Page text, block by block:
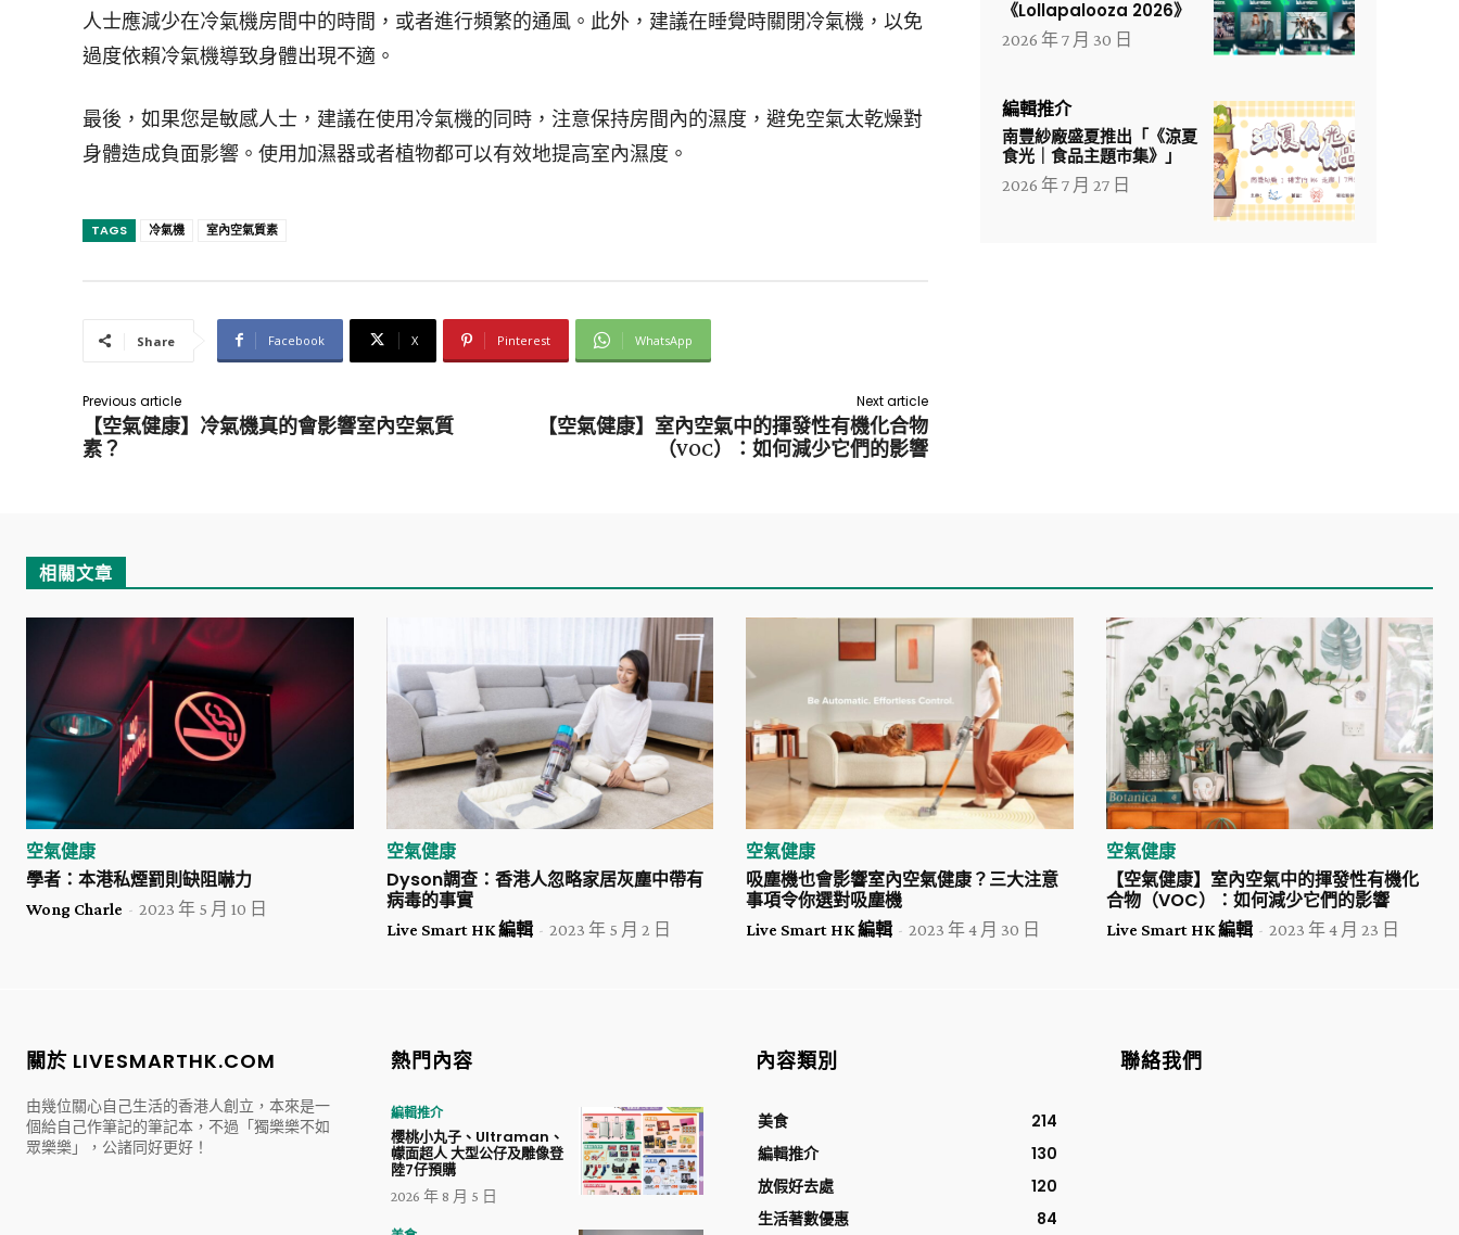
人士應減少在冷氣機房間中的時間，或者進行頻繁的通風。此外，建議在睡覺時關閉冷氣機，以免
過度依賴冷氣機導致身體出現不適。
最後，如果您是敏感人士，建議在使用冷氣機的同時，注意保持房間內的濕度，避免空氣太乾燥對
身體造成負面影響。使用加濕器或者植物都可以有效地提高室內濕度。
TAGS 冷氣機 室內空氣質素
Share Facebook X Pinterest WhatsApp
Previous article
【空氣健康】冷氣機真的會影響室內空氣質
素？
Next article
【空氣健康】室內空氣中的揮發性有機化合物
（VOC）：如何減少它們的影響
《Lollapalooza 2026》
2026 年 7 月 30 日
編輯推介
南豐紗廠盛夏推出「《涼夏
食光｜食品主題市集》」
2026 年 7 月 27 日
相關文章
空氣健康
學者：本港私煙罰則缺阻嚇力
Wong Charle - 2023 年 5 月 10 日
空氣健康
Dyson調查：香港人忽略家居灰塵中帶有
病毒的事實
Live Smart HK 編輯 - 2023 年 5 月 2 日
空氣健康
吸塵機也會影響室內空氣健康？三大注意
事項令你選對吸塵機
Live Smart HK 編輯 - 2023 年 4 月 30 日
空氣健康
【空氣健康】室內空氣中的揮發性有機化
合物（VOC）：如何減少它們的影響
Live Smart HK 編輯 - 2023 年 4 月 23 日
關於 LIVESMARTHK.COM
由幾位關心自己生活的香港人創立，本來是一
個給自己作筆記的筆記本，不過「獨樂樂不如
眾樂樂」，公諸同好更好！
熱門內容
編輯推介
櫻桃小丸子、Ultraman、
幪面超人 大型公仔及雕像登
陸7仔預購
2026 年 8 月 5 日
內容類別
美食
214
編輯推介
130
放假好去處
120
生活著數優惠
84
聯絡我們